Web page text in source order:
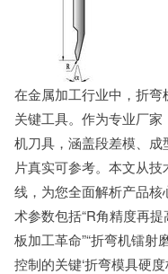
在金属加工行业中，折
关键工具。作为专业厂
机刀具，涵盖段差模、
片真实可参考。本文从
线，为您全面解析产品
术参数包括“R角精度再
板加工革命”“折弯机镭射
控制的关键‘折弯模具硬